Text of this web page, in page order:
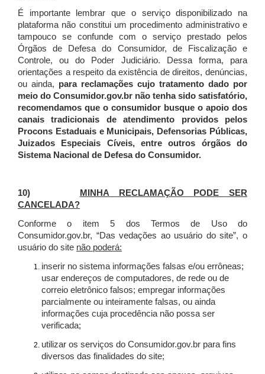
É importante lembrar que o serviço disponibilizado na
plataforma não constitui um procedimento administrativo e
tampouco se confunde com o serviço prestado pelos
Órgãos de Defesa do Consumidor, de Fiscalização e
Controle, ou do Poder Judiciário. Dessa forma, para
orientações a respeito da existência de direitos, denúncias,
ou ainda, para reclamações cujo tratamento dado por
meio do Consumidor.gov.br não tenha sido satisfatório,
recomendamos que o consumidor busque o apoio dos
canais tradicionais de atendimento providos pelos
Procons Estaduais e Municipais, Defensorias Públicas,
Juizados Especiais Cíveis, entre outros órgãos do
Sistema Nacional de Defesa do Consumidor.
10)
MINHA RECLAMAÇÃO PODE SER
CANCELADA?
Conforme o item 5 dos Termos de Uso do
Consumidor.gov.br, “Das vedações ao usuário do site”, o
usuário do site não poderá:
inserir no sistema informações falsas e/ou errôneas;
usar endereços de computadores, de rede ou de
correio eletrônico falsos; empregar informações
parcialmente ou inteiramente falsas, ou ainda
informações cuja procedência não possa ser
verificada;
utilizar os serviços do Consumidor.gov.br para fins
diversos das finalidades do site;